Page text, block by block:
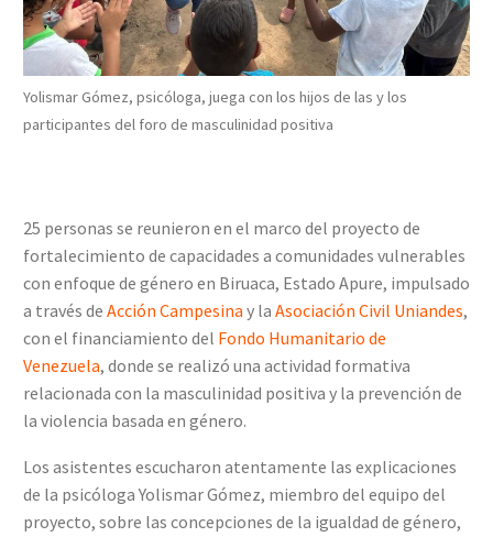
Yolismar Gómez, psicóloga, juega con los hijos de las y los
participantes del foro de masculinidad positiva
25 personas se reunieron en el marco del proyecto de
fortalecimiento de capacidades a comunidades vulnerables
con enfoque de género en Biruaca, Estado Apure, impulsado
a través de Acción Campesina y la Asociación Civil Uniandes,
con el financiamiento del Fondo Humanitario de
Venezuela, donde se realizó una actividad formativa
relacionada con la masculinidad positiva y la prevención de
la violencia basada en género.
Los asistentes escucharon atentamente las explicaciones
de la psicóloga Yolismar Gómez, miembro del equipo del
proyecto, sobre las concepciones de la igualdad de género,